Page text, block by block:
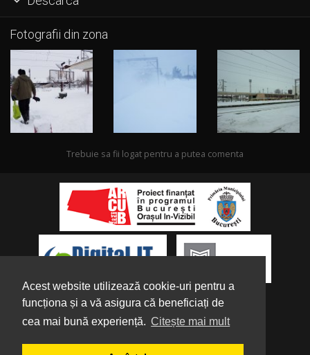
Acest website utilizează cookie-uri pentru a
funcționa și a vă asigura că beneficiați de
cea mai bună experiență. Citește mai mult
Fotografii din zona
Trebuie sa fii logat pentru a putea comenta